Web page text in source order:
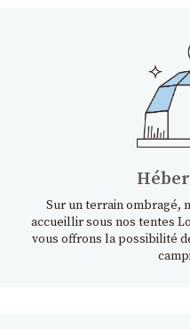
Sur un terrain ombragé,
accueillir sous nos tentes
vous offrons la possibilité